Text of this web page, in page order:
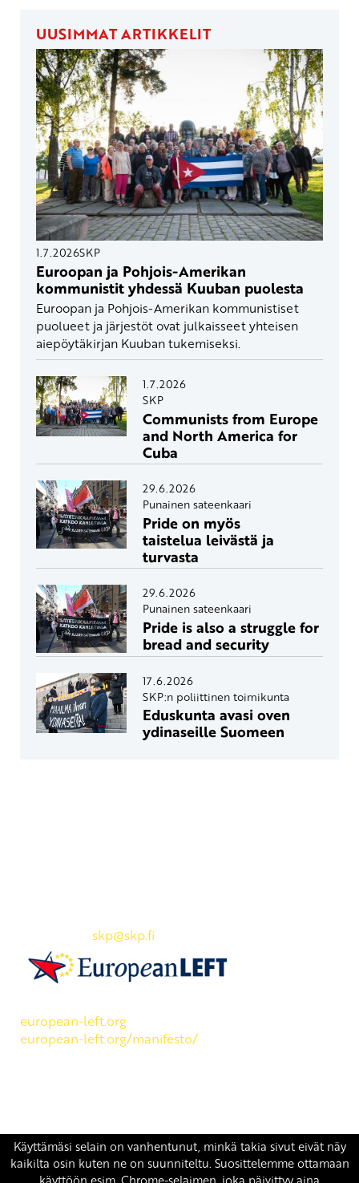
UUSIMMAT ARTIKKELIT
1.7.2026SKP
Euroopan ja Pohjois-Amerikan
kommunistit yhdessä Kuuban puolesta
Euroopan ja Pohjois-Amerikan kommunistiset
puolueet ja järjestöt ovat julkaisseet yhteisen
aiepöytäkirjan Kuuban tukemiseksi.
1.7.2026
SKP
Communists from Europe
and North America for
Cuba
29.6.2026
Punainen sateenkaari
Pride on myös
taistelua leivästä ja
turvasta
29.6.2026
Punainen sateenkaari
Pride is also a struggle for
bread and security
17.6.2026
SKP:n poliittinen toimikunta
Eduskunta avasi oven
ydinaseille Suomeen
skp@skp.fi
european-left.org
european-left.org/manifesto/
Copyright 2026 © SKP| Tietosuojaseloste